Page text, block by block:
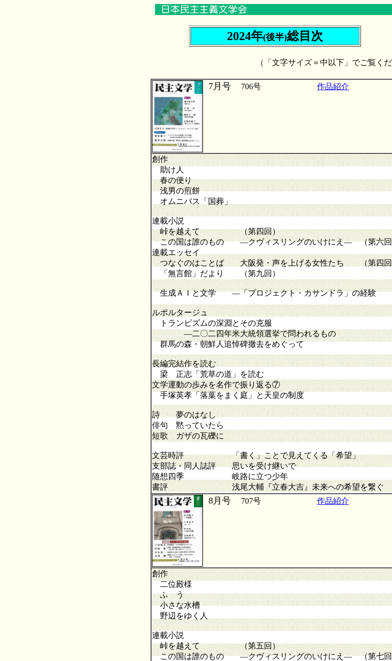
2024年(後半)総目次
（「文字サイズ＝中以下」でご覧くだ
7月号 706号 作品紹介
創作
助け人
春の便り
浅男の煎餅
オムニバス「国葬」
連載小説
峠を越えて （第四回）
この国は誰のもの ―クヴィスリングのいけにえ― （第六
連載エッセイ
つなぐのはことば 大阪発・声を上げる女性たち （第四回
「無言館」だより （第九回）
生成ＡＩと文学 ―「プロジェクト・カサンドラ」の経験
ルポルタージュ
トランピズムの深淵とその克服
―二〇二四年米大統領選挙で問われるもの
群馬の森・朝鮮人追悼碑撤去をめぐって
長編完結作を読む
梁 正志「荒草の道」を読む
文学運動の歩みを名作で振り返る⑦
手塚英孝「落葉をまく庭」と天皇の制度
詩 夢のはなし
俳句 黙っていたら
短歌
ガザの瓦礫に
文芸時評 「書く」ことで見えてくる「希望」
支部誌・同人誌評 思いを受け継いで
随想四季 岐路に立つ少年
書評 浅尾大輔『立春大吉』未来への希望を繋ぐ
8月号 707号 作品紹介
創作
二位殿様
ふ う
小さな水槽
野辺をゆく人
連載小説
峠を越えて （第五回）
この国は誰のもの ―クヴィスリングのいけにえ― （第七